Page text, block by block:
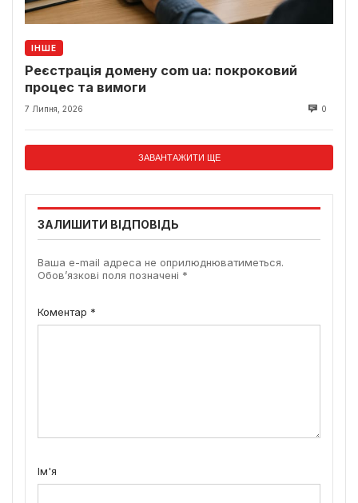
ІНШЕ
Реєстрація домену com ua: покроковий
процес та вимоги
7 Липня, 2026 0
ЗАВАНТАЖИТИ ЩЕ
ЗАЛИШИТИ ВІДПОВІДЬ
Ваша e-mail адреса не оприлюднюватиметься.
Обов’язкові поля позначені *
Коментар *
Ім'я